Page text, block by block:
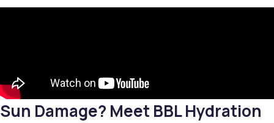
Sun Damage? Meet BBL Hydration